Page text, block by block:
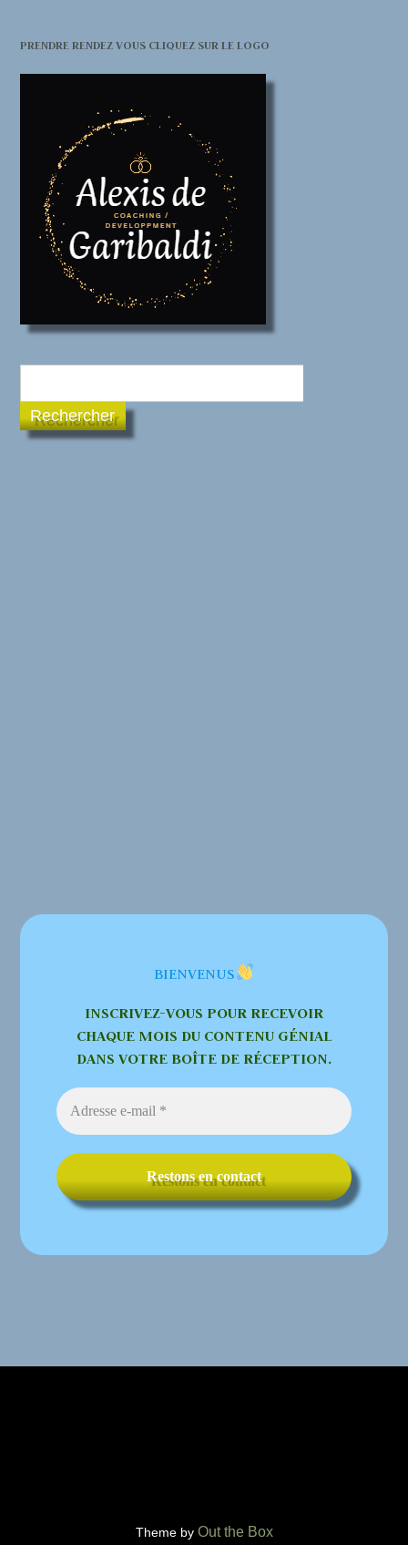
PRENDRE RENDEZ VOUS CLIQUEZ SUR LE LOGO
Rechercher
BIENVENUS
INSCRIVEZ-VOUS POUR RECEVOIR
CHAQUE MOIS DU CONTENU GÉNIAL
DANS VOTRE BOÎTE DE RÉCEPTION.
Theme by Out the Box